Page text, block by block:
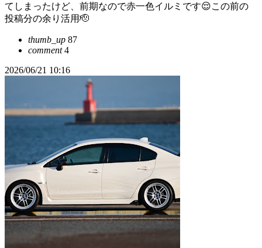
てしまったけど、前期なので赤一色イルミです😌この前の
投稿分の余り活用🫡
thumb_up 87
comment4
2026/06/21 10:16